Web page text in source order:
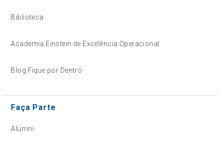
Biblioteca
Academia Einstein de Excelência Operacional
Blog Fique por Dentro
Faça Parte
Alumni